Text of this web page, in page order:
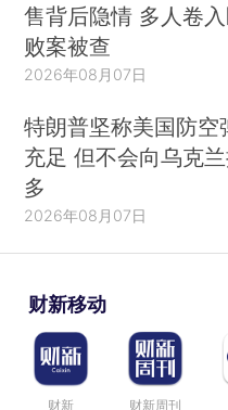
售背后隐情 多人卷
败案被查
2026年08月07日
特朗普坚称美国防空
充足 但不会向乌克
多
2026年08月07日
财新移动
财新 财新周刊